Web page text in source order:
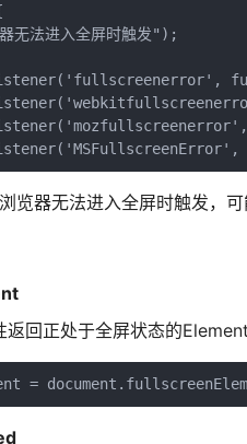
法进入全屏时触发");
器无法进入全屏时触发，可
回正处于全屏状态的
=